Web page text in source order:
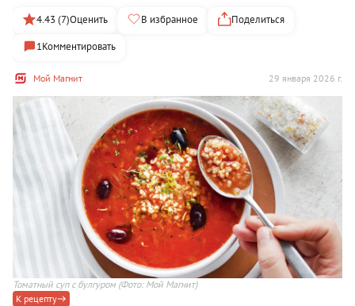
Мой Магнит 29 января 2026 г.
4.43 (7)Оценить В избранное
Поделиться
1Комментировать
Томатный суп с булгуром (Фото: Мой Магнит)
К рецепту